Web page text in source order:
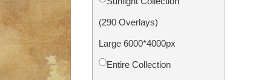
Video Editing Services
(290 Overlays)
Large 6000*4000px
Entire Collection